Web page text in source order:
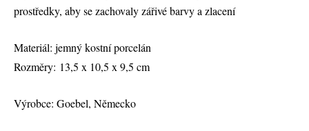
prostředky, aby se zachovaly zářivé barvy a zlacení
Materiál: jemný kostní porcelán
Rozměry: 13,5 x 10,5 x 9,5 cm
Výrobce: Goebel, Německo